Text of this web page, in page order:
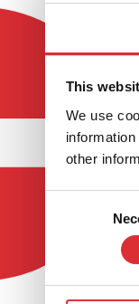
This
We use
other